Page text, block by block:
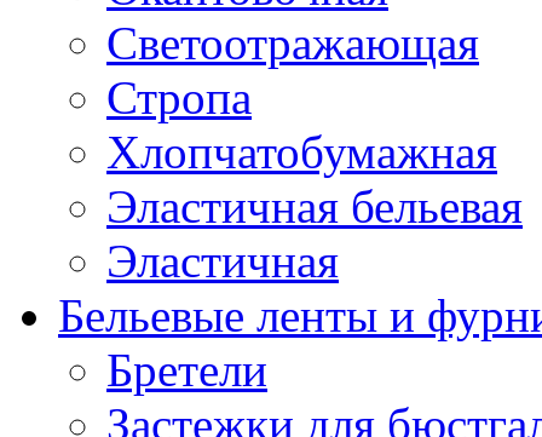
Светоотражающая
Стропа
Хлопчатобумажная
Эластичная бельевая
Эластичная
Бельевые ленты и
Бретели
Застежки для